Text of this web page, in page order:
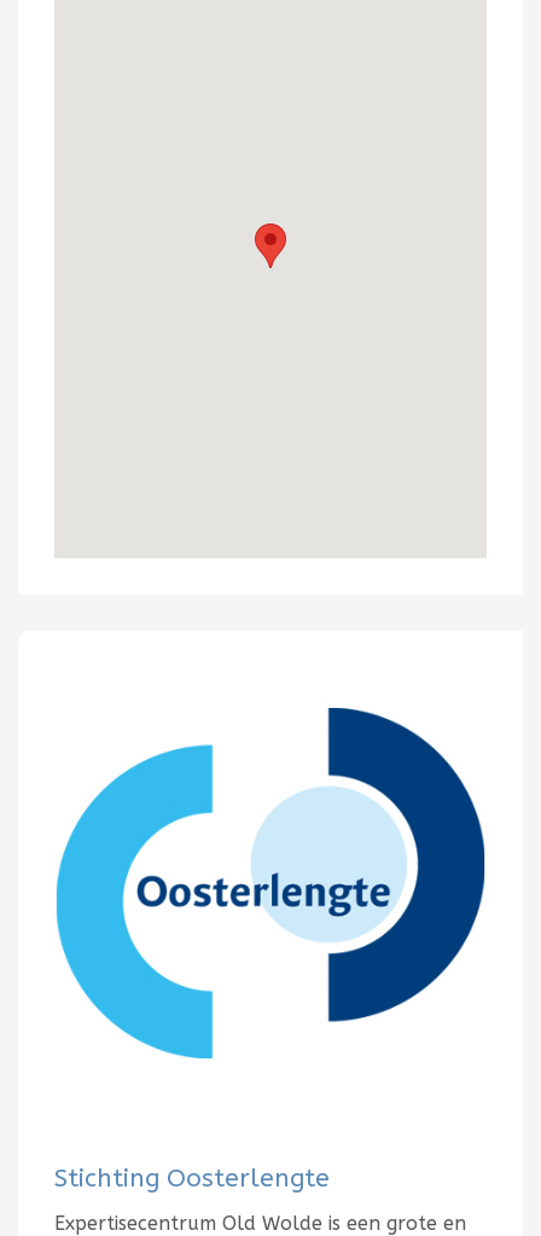
Stichting Oosterlengte
Expertisecentrum Old Wolde is een grote en